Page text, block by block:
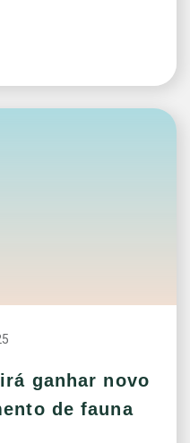
ganhar novo
de fauna